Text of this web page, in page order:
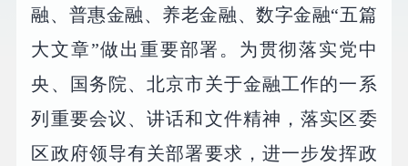
融、普惠金融、养老金融、数字金融“五篇
大文章”做出重要部署。为贯彻落实党中
央、国务院、北京市关于金融工作的一系
列重要会议、讲话和文件精神，落实区委
区政府领导有关部署要求，进一步发挥政